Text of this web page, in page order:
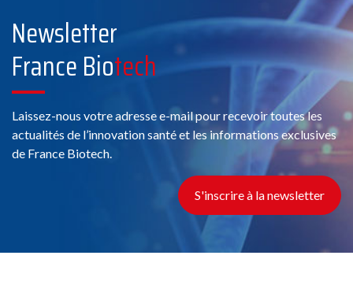
Newsletter
France Biotech
Laissez-nous votre adresse e-mail pour recevoir toutes les
actualités de l’innovation santé et les informations exclusives
de France Biotech.
S'inscrire à la newsletter